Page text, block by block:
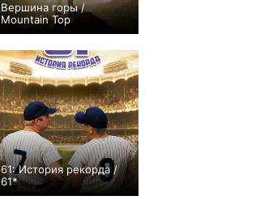
Вершина горы /
Mountain Top
0
61: История рекорда /
61*
0